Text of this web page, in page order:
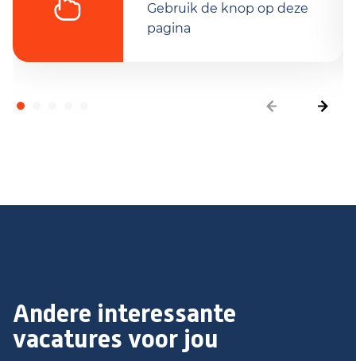
Gebruik de knop op deze
pagina
Andere interessante
vacatures voor jou